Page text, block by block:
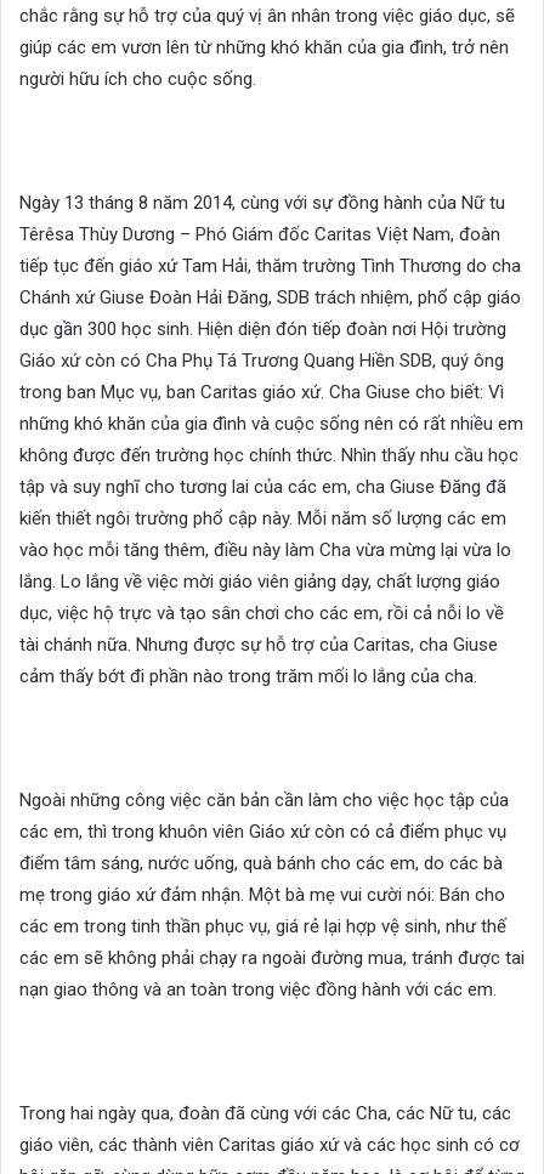
chắc rằng sự hỗ trợ của quý vị ân nhân trong việc giáo dục, sẽ
giúp các em vươn lên từ những khó khăn của gia đình, trở nên
người hữu ích cho cuộc sống.
Ngày 13 tháng 8 năm 2014, cùng với sự đồng hành của Nữ tu
Têrêsa Thùy Dương – Phó Giám đốc Caritas Việt Nam, đoàn
tiếp tục đến giáo xứ Tam Hải, thăm trường Tình Thương do cha
Chánh xứ Giuse Đoàn Hải Đăng, SDB trách nhiệm, phổ cập giáo
dục gần 300 học sinh. Hiện diện đón tiếp đoàn nơi Hội trường
Giáo xứ còn có Cha Phụ Tá Trương Quang Hiền SDB, quý ông
trong ban Mục vụ, ban Caritas giáo xứ. Cha Giuse cho biết: Vì
những khó khăn của gia đình và cuộc sống nên có rất nhiều em
không được đến trường học chính thức. Nhìn thấy nhu cầu học
tập và suy nghĩ cho tương lai của các em, cha Giuse Đăng đã
kiến thiết ngôi trường phổ cập này. Mỗi năm số lượng các em
vào học mỗi tăng thêm, điều này làm Cha vừa mừng lại vừa lo
lắng. Lo lắng về việc mời giáo viên giảng dạy, chất lượng giáo
dục, việc hộ trực và tạo sân chơi cho các em, rồi cả nỗi lo về
tài chánh nữa. Nhưng được sự hỗ trợ của Caritas, cha Giuse
cảm thấy bớt đi phần nào trong trăm mối lo lắng của cha.
Ngoài những công việc căn bản cần làm cho việc học tập của
các em, thì trong khuôn viên Giáo xứ còn có cả điểm phục vụ
điểm tâm sáng, nước uống, quà bánh cho các em, do các bà
mẹ trong giáo xứ đảm nhận. Một bà mẹ vui cười nói: Bán cho
các em trong tinh thần phục vụ, giá rẻ lại hợp vệ sinh, như thế
các em sẽ không phải chạy ra ngoài đường mua, tránh được tai
nạn giao thông và an toàn trong việc đồng hành với các em.
Trong hai ngày qua, đoàn đã cùng với các Cha, các Nữ tu, các
giáo viên, các thành viên Caritas giáo xứ và các học sinh có cơ